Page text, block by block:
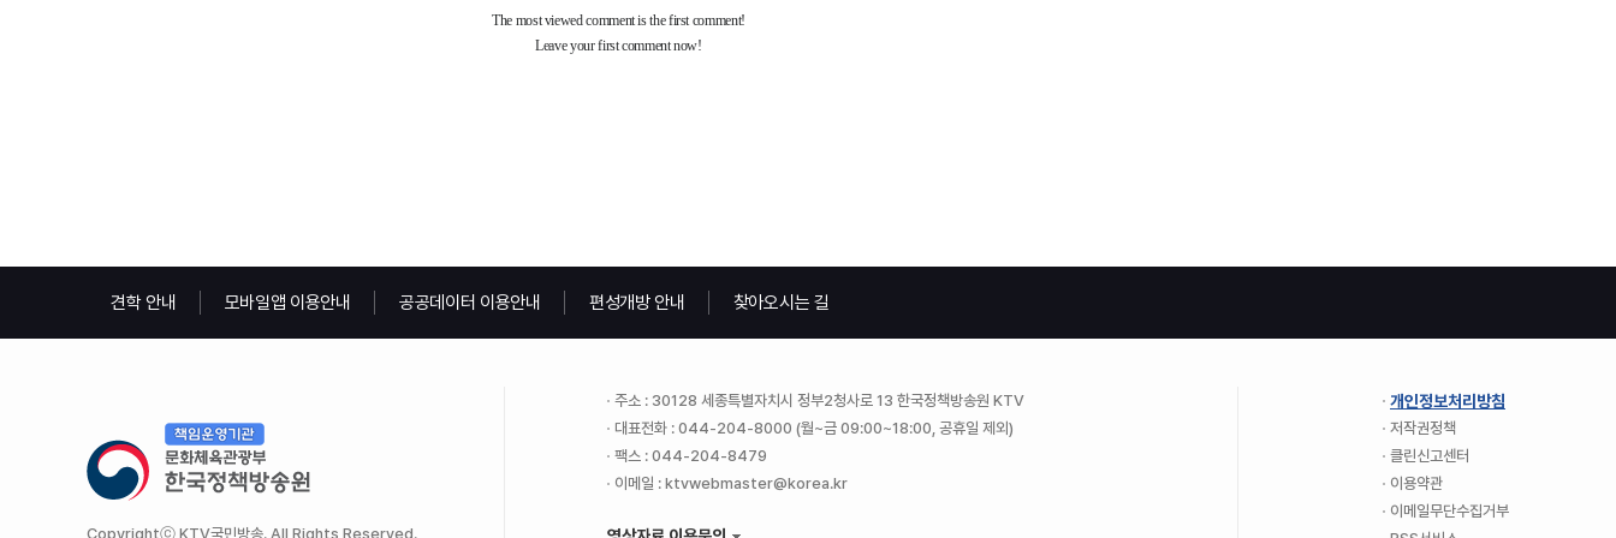
견학 안내 모바일앱 이용안내 공공데이터 이용안내 편성개방 안내 찾아오시는 길
Copyrightⓒ KTV국민방송. All Rights Reserved.
주소 : 30128 세종특별자치시 정부2청사로 13 한국정책방송원 KTV
대표전화 : 044-204-8000 (월~금 09:00~18:00, 공휴일 제외)
팩스 : 044-204-8479
이메일 : ktvwebmaster@korea.kr
개인정보처리방침
저작권정책
클린신고센터
이용약관
이메일무단수집거부